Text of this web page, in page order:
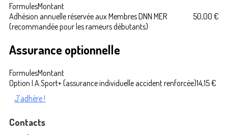
FormulesMontant
Adhésion annuelle réservée aux Membres DNN MER
(recommandée pour les rameurs débutants)
50,00 €
Assurance optionnelle
FormulesMontant
Option I.A.Sport+ (assurance individuelle accident renforcée)14,15 €
J'adhère !
Contacts